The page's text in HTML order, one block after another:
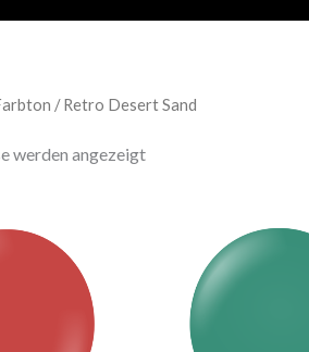
/ Retro Desert Sand
werden angezeigt